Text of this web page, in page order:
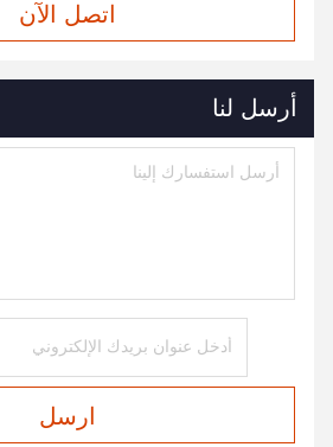
اتصل الآن
أرسل لنا
ارسل